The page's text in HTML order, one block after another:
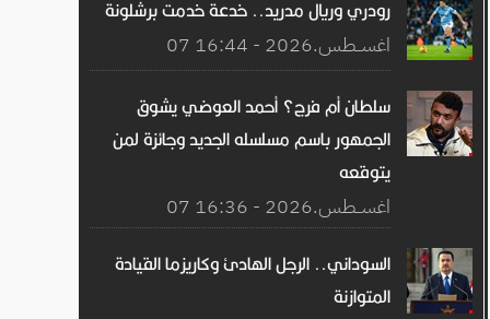
رودري وريال مدريد.. خدعة خدمت برشلونة
07 اغســطس.2026 - 16:44
سلطان أم فرج؟ أحمد العوضي يشوق
الجمهور باسم مسلسله الجديد وجائزة لمن
يتوقعه
07 اغســطس.2026 - 16:36
السوداني.. الرجل الهادئ وكاريزما القيادة
المتوازنة